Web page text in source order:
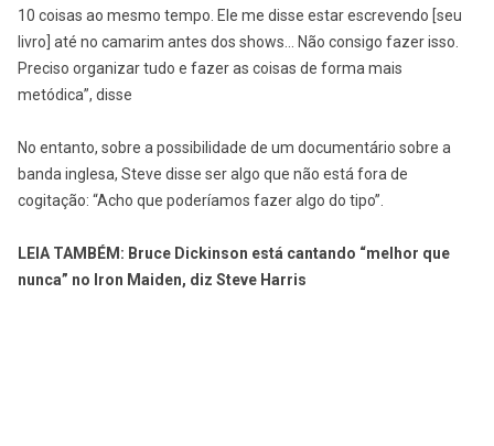
10 coisas ao mesmo tempo. Ele me disse estar escrevendo [seu
livro] até no camarim antes dos shows… Não consigo fazer isso.
Preciso organizar tudo e fazer as coisas de forma mais
metódica”, disse
No entanto, sobre a possibilidade de um documentário sobre a
banda inglesa, Steve disse ser algo que não está fora de
cogitação: “Acho que poderíamos fazer algo do tipo”.
LEIA TAMBÉM: Bruce Dickinson está cantando “melhor que
nunca” no Iron Maiden, diz Steve Harris